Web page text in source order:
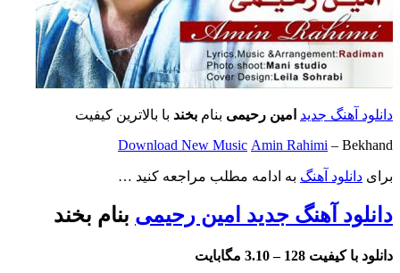
دانلود آهنگ جدید امین رحیمی بنام بخند با بالاترین کیفیت
Download New Music Amin Rahimi – Bekhand
برای دانلود آهنگ به ادامه مطلب مراجعه کنید …
دانلود آهنگ جدید امین رحیمی بنام بخند
دانلود با کیفیت 128 – 3.10 مگابایت